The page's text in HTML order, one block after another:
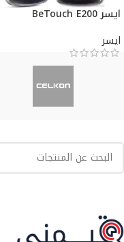
ايسر BeTouch E200
ايسر